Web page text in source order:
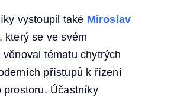
vystoupil také Miroslav
, který se ve svém
věnoval tématu chytrých
přístupů k řízení
prostoru. Účastníky